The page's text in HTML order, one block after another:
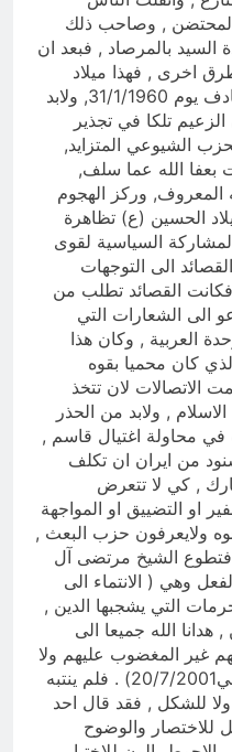
, وصاحب ذلك
السيد بالمرصاد , فبعد ان
اخرى , فهذا ميلاد
الحسين(ع) قادم 3شعبان المصادف يوم 31/1/1960, ولابد
تلكا في تجذير
الشيوعي المتزايد,
بعفا الله عما سلف,
المعروف, وركز الهجوم
الحسين (ع) تظاهرة
السياسية لقوى
الى التوجهات
القصائد تطلب من
الى الشعارات التي
العربية , وكان هذا
كان محميا بقوه
الاتصالات لان تتخذ
, ولابد من الحذر
محاولة اغتيال قاسم ,
من ايران ان تكلف
, كي لا تتعرض
او التضييق او المواجهة
ولايعرفون حزب البعث ,
فتطوع الشيخ مرتضى آل
وهي ( الانتماء الى
التي يشجبها الدين ,
الله جميعا الى
غير المغضوب عليهم ولا
الضالين) ( انظر الملتقى الاسلامي20/7/2001) . فلم ينتبه
للشكل , فقد قال احد
للاختصار والوضوح